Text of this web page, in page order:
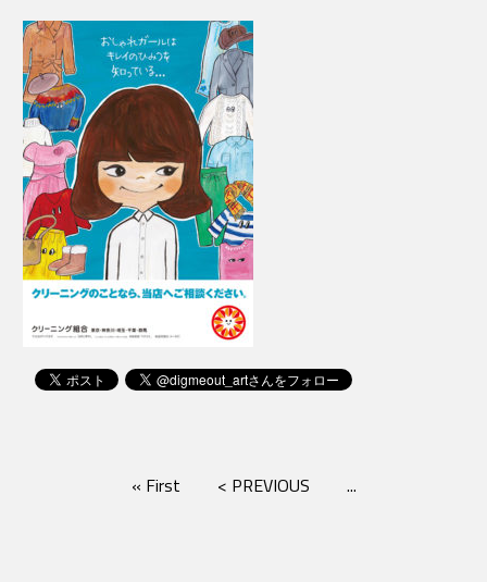
« First < PREVIOUS ...